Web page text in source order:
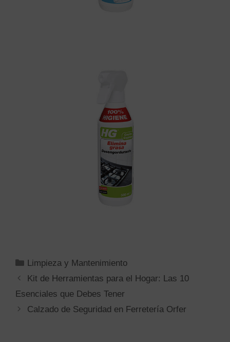
Limpieza y Mantenimiento
Kit de Herramientas para el Hogar: Las 10
Esenciales que Debes Tener
Calzado de Seguridad en Ferretería Orfer